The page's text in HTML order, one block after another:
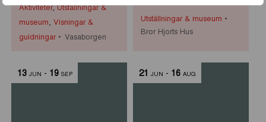
Aktiviteter,Utställningar &
museum, Visningar &
guidningar
Vasaborgen
Utställningar & museum
Bror Hjorts Hus
13 JUN - 19 SEP 21 JUN - 16 AUG